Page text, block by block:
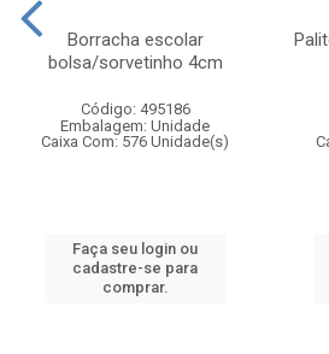
Borracha escolar
bolsa/sorvetinho 4cm
Código: 495186
Embalagem: Unidade
Caixa Com: 576 Unidade(s)
Faça seu login ou
cadastre-se para
comprar.